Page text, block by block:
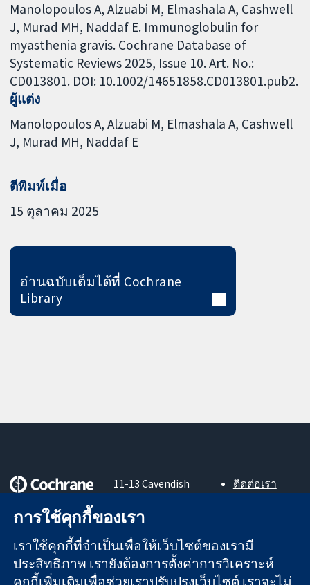
Manolopoulos A, Alzuabi M, Elmashala A, Cashwell
J, Murad MH, Naddaf E. Immunoglobulin for
myasthenia gravis. Cochrane Database of
Systematic Reviews 2025, Issue 10. Art. No.:
CD013801. DOI: 10.1002/14651858.CD013801.pub2.
ผู้แต่ง
Manolopoulos A Alzuabi M Elmashala A Cashwell
J Murad MH Naddaf E
ตีพิมพ์เมื่อ
15 ตุลาคม 2025
อ่านฉบับเต็มได้ที่ Cochrane
Library
หลักฐานที่เชื่อถือ
ได้
สู่การตัดสินใจ
อย่างมีข้อมูล
เพื่อสุขภาพที่ดีขึ้น
11-13 Cavendish
London
United Kingdom
ติดต่อเรา
About us
ตำแหน่งงาน
Cochrane
การใช้คุกกี้ของเรา
เราใช้คุกกี้ที่จำเป็นเพื่อให้เว็บไซต์ของเรามี
ประสิทธิภาพ เรายังต้องการตั้งค่าการวิเคราะห์
คุกกี้เพิ่มเติมเพื่อช่วยเราปรับปรุงเว็บไซต์ เราจะไม่